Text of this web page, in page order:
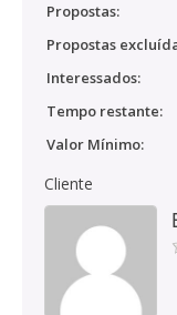
Propostas:
Propostas
Interessados:
Tempo restante:
Valor Mínimo:
Cliente